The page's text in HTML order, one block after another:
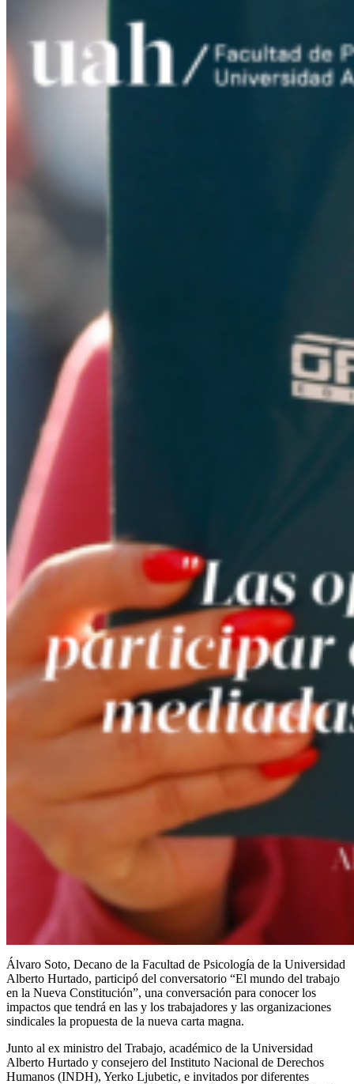
Álvaro Soto, Decano de la Facultad de Psicología de la Universidad
Alberto Hurtado, participó del conversatorio “El mundo del trabajo
en la Nueva Constitución”, una conversación para conocer los
impactos que tendrá en las y los trabajadores y las organizaciones
sindicales la propuesta de la nueva carta magna.
Junto al ex ministro del Trabajo, académico de la Universidad
Alberto Hurtado y consejero del Instituto Nacional de Derechos
Humanos (INDH), Yerko Ljubetic, e invitados por diferentes